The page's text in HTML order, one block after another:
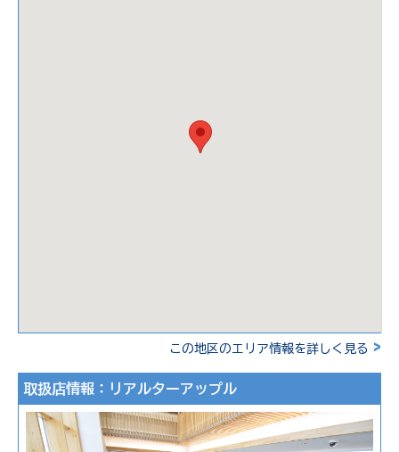
この地区のエリア情報を詳しく見る >
取扱店情報：リアルターアップル